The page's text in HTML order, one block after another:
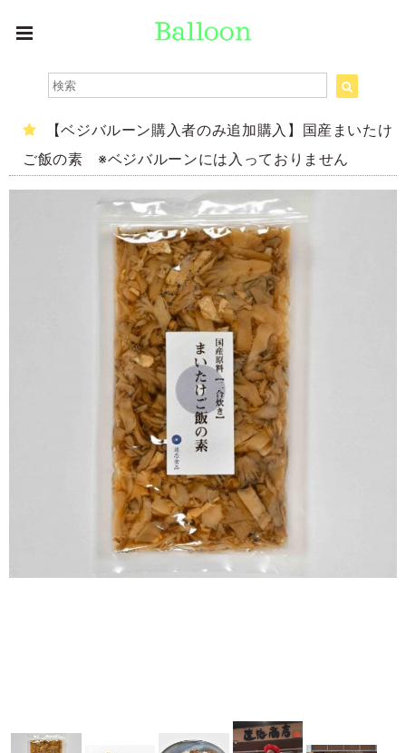
【ベジバルーン購入者のみ追加購入】国産まいたけ
ご飯の素 ※ベジバルーンには入っておりません